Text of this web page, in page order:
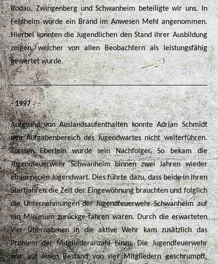
Rodau, Zwingenberg und Schwanheim beteiligte wir uns. In
Fehlheim wurde ein Brand im Anwesen Mehl angenommen.
Hierbei konnten die Jugendlichen den Stand ihrer Ausbildung
zeigen, welcher von allen Beobachtern als leistungsfähig
gewertet wurde.
- 1997-
Aufgrund von Auslandsaufenthalten konnte Adrian Schmidt
den Aufgabenbereich des Jugendwartes nicht weiterführen.
Torsten Eberlein wurde sein Nachfolger. So bekam die
Jugendfeuerwehr Schwanheim binnen zwei Jahren wieder
einen neuen Jugendwart. Dies führte dazu, dass beide in ihren
Startjahren die Zeit der Eingewöhnung brauchten und folglich
die Unternehmungen der Jugendfeuerwehr Schwanheim auf
ein Minimum zurückge-fahren waren. Durch die erwarteten
vier Übernahmen in die aktive Wehr kam zusätzlich das
Problem der Mitgliederanzahl hinzu. Die Jugendfeuerwehr
war auf einen Bestand von vier Mitgliedern geschrumpft.